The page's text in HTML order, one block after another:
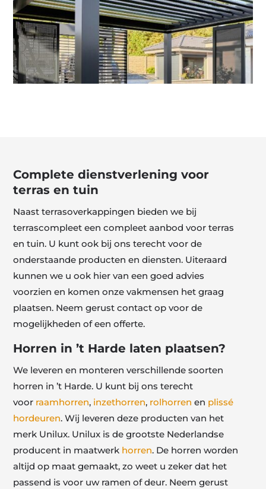
Complete dienstverlening voor
terras en tuin
Naast terrasoverkappingen bieden we bij
terrascompleet een compleet aanbod voor terras
en tuin. U kunt ook bij ons terecht voor de
onderstaande producten en diensten. Uiteraard
kunnen we u ook hier van een goed advies
voorzien en komen onze vakmensen het graag
plaatsen. Neem gerust contact op voor de
mogelijkheden of een offerte.
Horren in ’t Harde laten plaatsen?
We leveren en monteren verschillende soorten
horren in ’t Harde. U kunt bij ons terecht
voor raamhorren, inzethorren, rolhorren en plissé
hordeuren. Wij leveren deze producten van het
merk Unilux. Unilux is de grootste Nederlandse
producent in maatwerk horren. De horren worden
altijd op maat gemaakt, zo weet u zeker dat het
passend is voor uw ramen of deur. Neem gerust